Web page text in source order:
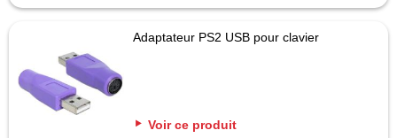
Adaptateur PS2 USB pour clavier
Voir ce produit